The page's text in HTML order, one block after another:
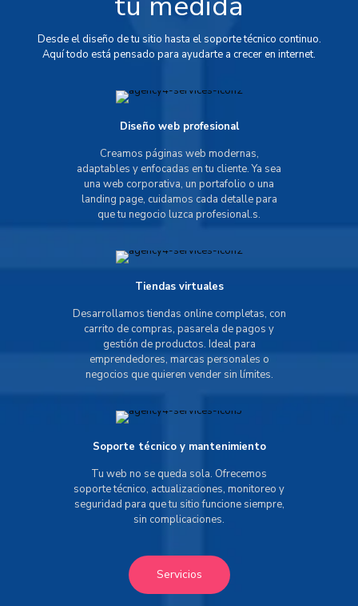
Desde el diseño de tu sitio hasta el soporte técnico continuo.
Aquí todo está pensado para ayudarte a crecer en internet.
Diseño web profesional
Creamos páginas web modernas,
adaptables y enfocadas en tu cliente. Ya sea
una web corporativa, un portafolio o una
landing page, cuidamos cada detalle para
que tu negocio luzca profesional.s.
Tiendas virtuales
Desarrollamos tiendas online completas, con
carrito de compras, pasarela de pagos y
gestión de productos. Ideal para
emprendedores, marcas personales o
negocios que quieren vender sin límites.
Soporte técnico y mantenimiento
Tu web no se queda sola. Ofrecemos
soporte técnico, actualizaciones, monitoreo y
seguridad para que tu sitio funcione siempre,
sin complicaciones.
Servicios